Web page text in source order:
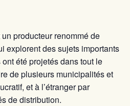
producteur renommé de
explorent des sujets importants
été projetés dans tout le
de plusieurs municipalités et
et à l’étranger par
de distribution.